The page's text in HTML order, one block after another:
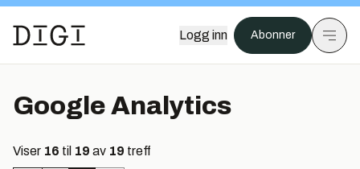
Logg inn Abonner
Google Analytics
Viser 16 til 19 av 19 treff